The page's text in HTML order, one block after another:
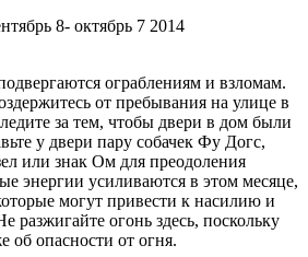
8- октябрь 7 2014
ограблениям и взломам.
от пребывания на улице в
за тем, чтобы двери в дом были
у двери пару собачек Фу Догс,
или знак Ом для преодоления
энергии усиливаются в этом месяце,
могут привести к насилию и
разжигайте огонь здесь, поскольку
об опасности от огня.